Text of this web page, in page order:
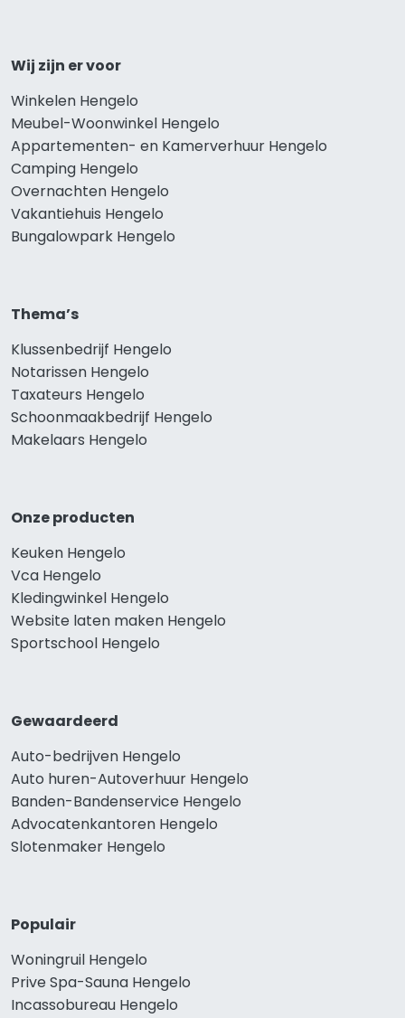
Wij zijn er voor
Winkelen Hengelo
Meubel-Woonwinkel Hengelo
Appartementen- en Kamerverhuur Hengelo
Camping Hengelo
Overnachten Hengelo
Vakantiehuis Hengelo
Bungalowpark Hengelo
Thema’s
Klussenbedrijf Hengelo
Notarissen Hengelo
Taxateurs Hengelo
Schoonmaakbedrijf Hengelo
Makelaars Hengelo
Onze producten
Keuken Hengelo
Vca Hengelo
Kledingwinkel Hengelo
Website laten maken Hengelo
Sportschool Hengelo
Gewaardeerd
Auto-bedrijven Hengelo
Auto huren-Autoverhuur Hengelo
Banden-Bandenservice Hengelo
Advocatenkantoren Hengelo
Slotenmaker Hengelo
Populair
Woningruil Hengelo
Prive Spa-Sauna Hengelo
Incassobureau Hengelo